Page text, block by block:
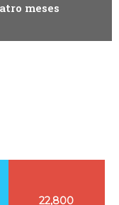
meses
22,800